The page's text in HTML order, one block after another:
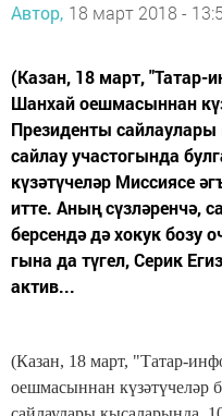
Автор, 18 март 2018 -
(Казан, 18 март,
Шанхай оешмасыннан
Президенты
сайлау участогында
күзәтүчеләр Миссиясе
итте. Аның сүзләренчә,
берсендә дә хокук бозу
гына да түгел, Серик
актив...
(Казан, 18 март, "Татар-
оешмасыннан күзәтүчеләр